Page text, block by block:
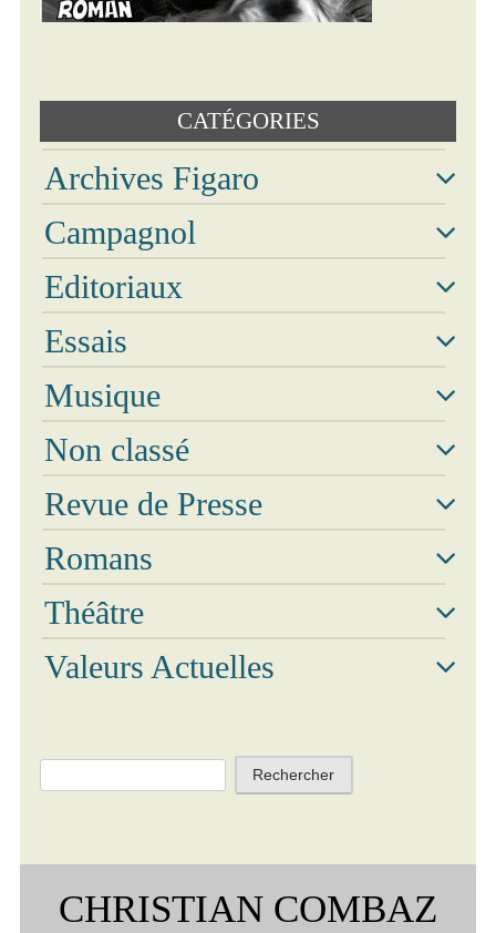
CATÉGORIES
Archives Figaro
Campagnol
Editoriaux
Essais
Musique
Non classé
Revue de Presse
Romans
Théâtre
Valeurs Actuelles
Rechercher :
CHRISTIAN COMBAZ